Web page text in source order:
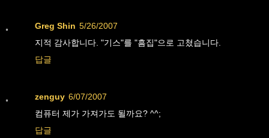
Greg Shin 5/26/2007
지적 감사합니다. "기스"를 "흠집"으로 고쳤습니다.
답글
zenguy 6/07/2007
컴퓨터 제가 가져가도 될까요? ^^;
답글